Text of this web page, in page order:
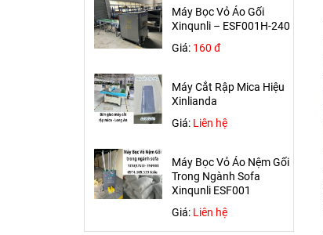
Giá: 160 đ
Máy Cắt Rập Mica Hiệu
Giá: Liên hệ
Máy Bọc Vỏ Áo Nệm Gối
Xinqunli ESF001
Giá:Liên hệ
Máy Kiểm Vải
Máy Cắt Vải Chần HLD-CJ-C
giao về Thủ Đức
Máy Chần Mặt Nệm (Chần
Móc Xích)- HLD-4W Giao Về
Bình Dương